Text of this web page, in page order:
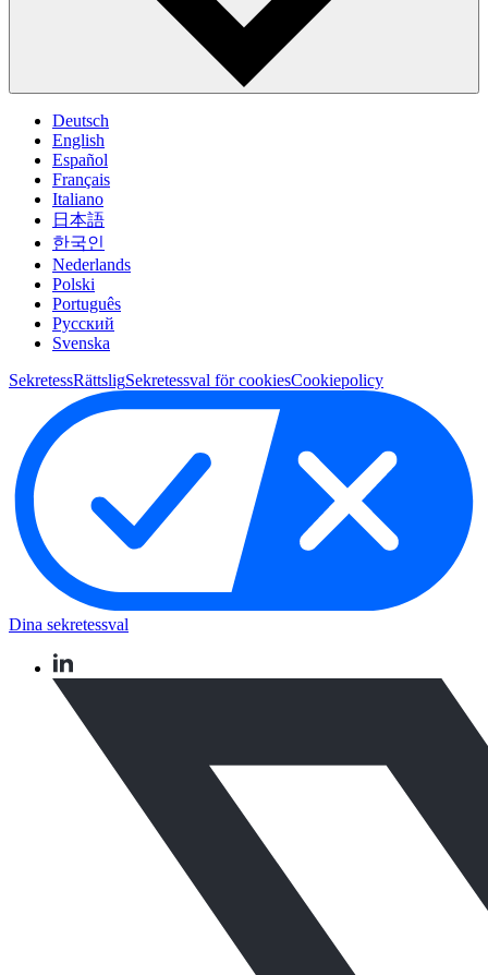
Deutsch
English
Español
Français
Italiano
日本語
한국인
Nederlands
Polski
Português
Pусский
Svenska
SekretessRättsligSekretessval för cookiesCookiepolicy
Dina sekretessval